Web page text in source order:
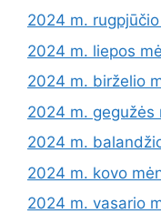
2024 m.
2024 m. liepos
2024 m. birželio
2024 m. gegužės
2024 m.
2024 m. kovo
2024 m. vasario